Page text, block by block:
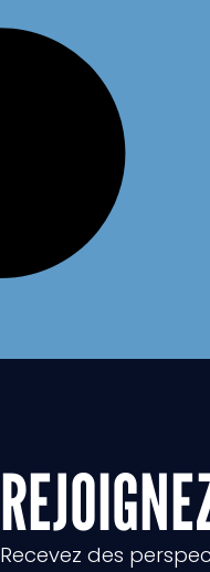
Recevez des